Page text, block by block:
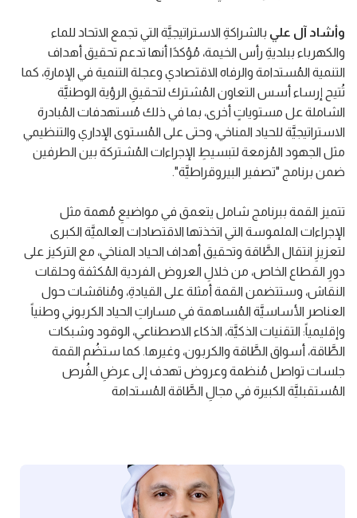
وأشاد آل علي بالشراكةِ الاستراتيجيَّة التي تجمع الاتحاد للماء
والكهرباء ببلديةِ رأس الخيمة، مُؤكدًا أنها تدعم تحقيق أهداف
التنمية المُستدامة والرفاه الاقتصادي وعجلة التنمية في الإمارةِ، كما
تُتيح إرساء أسس التعاون المُشترك لتحقيقِ الرؤية الوطنيَّة
الشاملة عل مستوياتٍ أخرى، بما في ذلك مُستهدفات المُبادرة
الاستراتيجيَّة للحياد المناخي، وحتى على المُستوى الإداري والتنظيمي
مثل الجهود المُزمعة لتبسيطِ الإجراءات المُشتركة بين الطرفين
ضمن برنامج "تصفير البيروقراطيَّة".
تتميز القمة ببرنامج شامل يتعمق في مواضيعِ مُهمة مثل
الإجراءات الملموسة التي اتخذتها الاقتصادات العالميَّة الكبرى
لتعزيزِ انتقال الطَّاقة وتحقيق أهداف الحياد المناخي، مع التركيز على
دورِ القطاع الخاص، من خلالِ العروض الفردية المُكثفة وحلقات
النقاش، وستتضمن القمة أمثلة على القيادةِ، ومُناقشات حول
العناصر الأساسيَّة المُساهمة في مساراتِ الحياد الكربوني وطنياً
وإقليمياً: التقنيات الذكيَّة، الذكاء الاصطناعي، الوقود وشبكات
الطَّاقة، أسواق الطَّاقة والكربون، وغيرها. كما ستضُم القمة
جلسات تواصل مُنظمة وعروض تهدف إلى عرضِ الفُرص
المُستقبليَّة الكبيرة في مجالِ الطَّاقة المُستدامة